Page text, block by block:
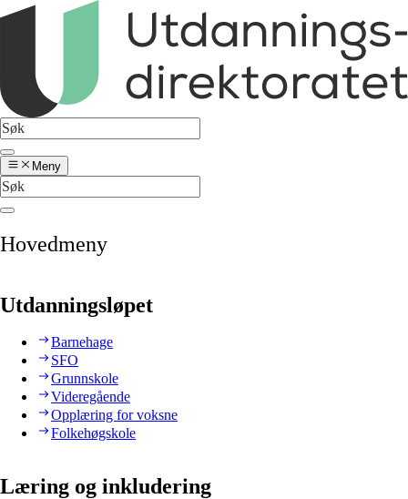
Meny
Hovedmeny
Utdanningsløpet
Barnehage
SFO
Grunnskole
Videregående
Opplæring for voksne
Folkehøgskole
Læring og inkludering